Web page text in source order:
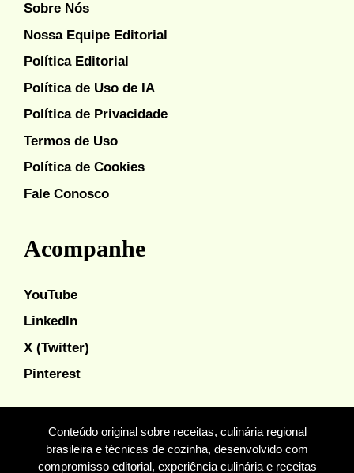
Sobre Nós
Nossa Equipe Editorial
Política Editorial
Política de Uso de IA
Política de Privacidade
Termos de Uso
Política de Cookies
Fale Conosco
Acompanhe
YouTube
LinkedIn
X (Twitter)
Pinterest
Conteúdo original sobre receitas, culinária regional
brasileira e técnicas de cozinha, desenvolvido com
compromisso editorial, experiência culinária e receitas